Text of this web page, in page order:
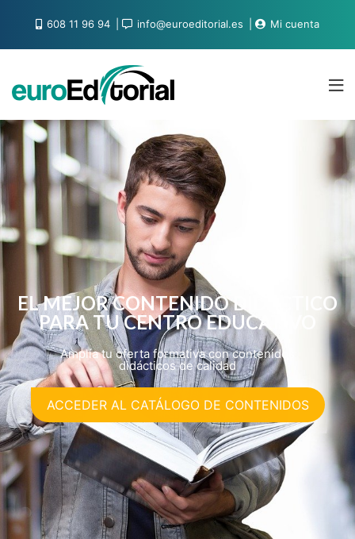
608 11 96 94 info@euroeditorial.es Mi cuenta
EL MEJOR CONTENIDO DIDÁCTICO
PARA TU CENTRO EDUCATIVO
Amplía tu oferta formativa con contenidos
didácticos de calidad
ACCEDER AL CATÁLOGO DE CONTENIDOS